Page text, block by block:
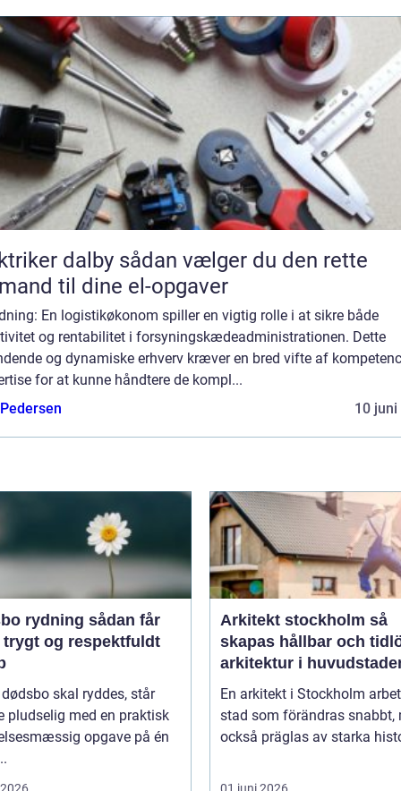
sådan vælger du den rette
til dine el-opgaver
En logistikøkonom spiller en vigtig rolle i at sikre både
og rentabilitet i forsyningskædeadministrationen. Dette
og dynamiske erhverv kræver en bred vifte af
for at kunne håndtere de kompl...
10 juni
sådan får
trygt og respektfuldt
skal ryddes, står
pludselig med en praktisk
opgave på én
Arkitekt stockholm så
skapas hållbar och
arkitektur i
En arkitekt i Stockholm
stad som förändras snabbt,
också präglas av starka